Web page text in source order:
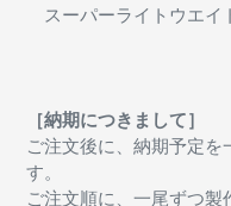
スーパーライトウエイ
［納期につきまして］
ご注文後に、納期予定を
す。
ご注文順に、一尾ずつ製